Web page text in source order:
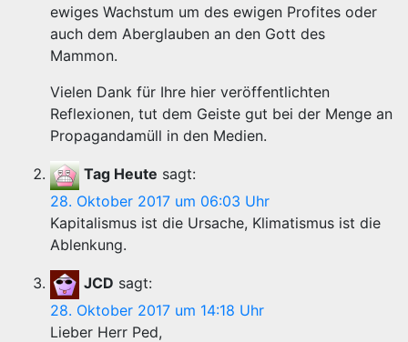
ewiges Wachstum um des ewigen Profites oder
auch dem Aberglauben an den Gott des
Mammon.
Vielen Dank für Ihre hier veröffentlichten
Reflexionen, tut dem Geiste gut bei der Menge an
Propagandamüll in den Medien.
Tag Heute sagt:
28. Oktober 2017 um 06:03 Uhr
Kapitalismus ist die Ursache, Klimatismus ist die
Ablenkung.
JCD sagt:
28. Oktober 2017 um 14:18 Uhr
Lieber Herr Ped,